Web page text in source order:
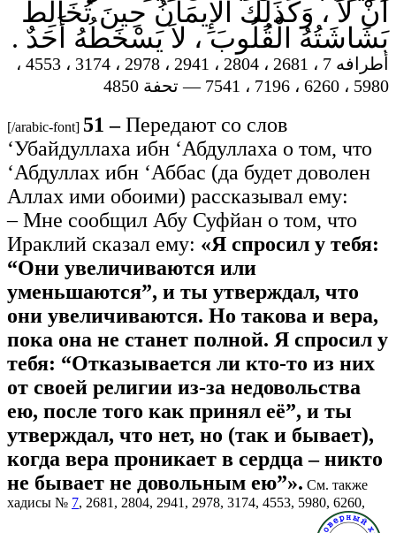
أَنْ لاَ ، وَكَذَلِكَ الإِيمَانُ حِينَ تُخَالِطُ
بَشَاشَتُهُ الْقُلُوبَ ، لاَ يَسْخَطُهُ أَحَدٌ .
أطرافه 7 ، 2681 ، 2804 ، 2941 ، 2978 ، 3174 ، 4553 ،
5980 ، 6260 ، 7196 ، 7541 — تحفة 4850
[/arabic-font] 51 –Передают со слов
‘Убайдуллаха ибн ‘Абдуллаха о том, что
‘Абдуллах ибн ‘Аббас (да будет доволен
Аллах ими обоими) рассказывал ему:
– Мне сообщил Абу Суфйан о том, что
Ираклий сказал ему: «Я спросил у тебя:
“Они увеличиваются или
уменьшаются”, и ты утверждал, что
они увеличиваются. Но такова и вера,
пока она не станет полной. Я спросил у
тебя: “Отказывается ли кто-то из них
от своей религии из-за недовольства
ею, после того как принял её”, и ты
утверждал, что нет, но (так и бывает),
когда вера проникает в сердца – никто
не бывает не довольным ею”». См. также
хадисы № 7, 2681, 2804, 2941, 2978, 3174, 4553, 5980, 6260,